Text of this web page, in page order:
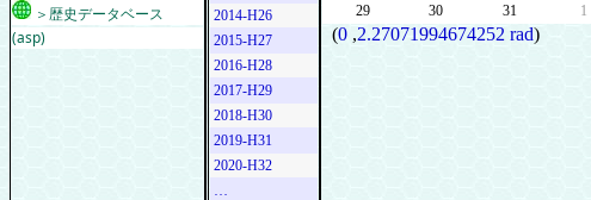
＞歴史データベース
(asp)
2014-H26
2015-H27
2016-H28
2017-H29
2018-H30
2019-H31
2020-H32
…
29
30 31 1
(0 ,2.27071994674252 rad)